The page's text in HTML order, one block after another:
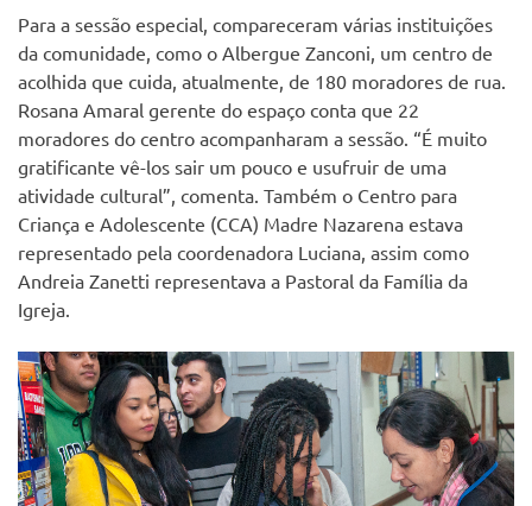
Para a sessão especial, compareceram várias instituições
da comunidade, como o Albergue Zanconi, um centro de
acolhida que cuida, atualmente, de 180 moradores de rua.
Rosana Amaral gerente do espaço conta que 22
moradores do centro acompanharam a sessão. “É muito
gratificante vê-los sair um pouco e usufruir de uma
atividade cultural”, comenta. Também o Centro para
Criança e Adolescente (CCA) Madre Nazarena estava
representado pela coordenadora Luciana, assim como
Andreia Zanetti representava a Pastoral da Família da
Igreja.